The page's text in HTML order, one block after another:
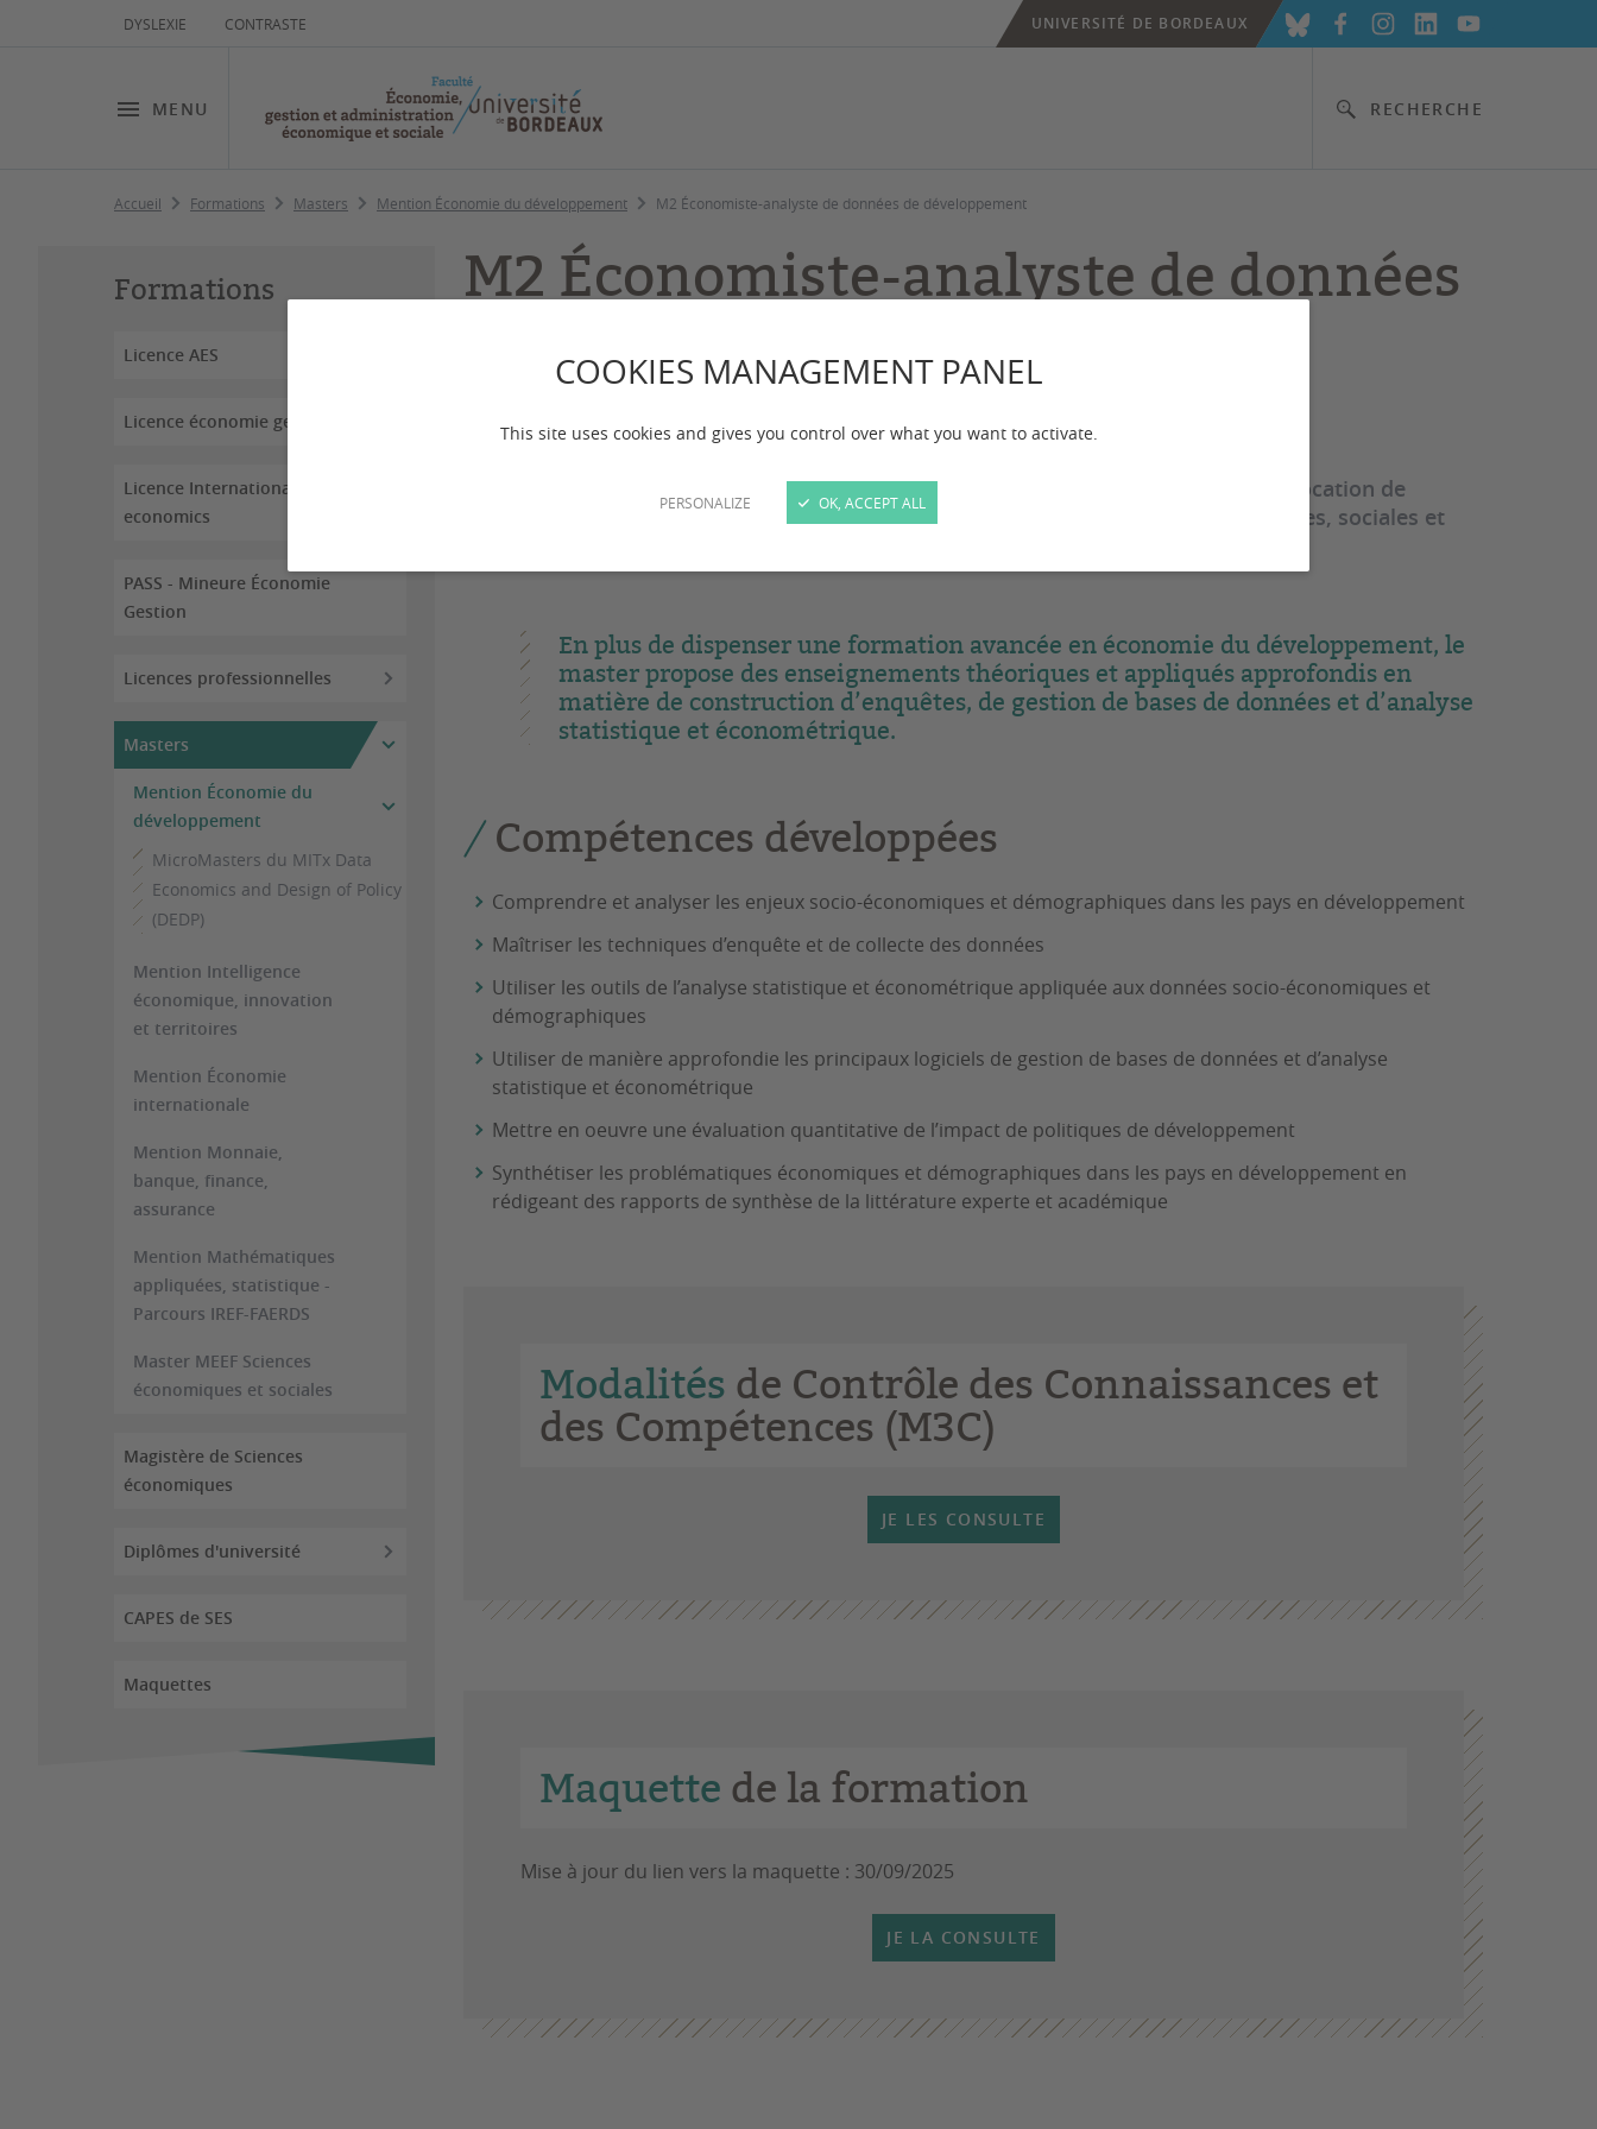
COOKIES MANAGEMENT PANEL
This site uses cookies and gives you control over what you want to activate.
PERSONALIZE OK, ACCEPT ALL
DYSLEXIE CONTRASTE
MENU RECHERCHE
UNIVERSITÉ DE BORDEAUX
Accueil Formations Masters Mention Économie du développement M2 Économiste-analyste de données de développement
Formations
Licence AES
Licence économie gestion
Licence International
economics
PASS - Mineure Économie
Gestion
Licences professionnelles
Masters
Mention Économie du
développement
MicroMasters du MITx Data
Economics and Design of Policy
(DEDP)
Mention Intelligence
économique, innovation
et territoires
Mention Économie
internationale
Mention Monnaie,
banque, finance,
assurance
Mention Mathématiques
appliquées, statistique -
Parcours IREF-FAERDS
Master MEEF Sciences
économiques et sociales
Magistère de Sciences
économiques
Diplômes d'université
CAPES de SES
Maquettes
M2 Économiste-analyste de données
Le parcours EADD (Économiste analyste des données de développement) a pour vocation de
former des économistes spécialisés dans l’analyse des problématiques économiques, sociales et
En plus de dispenser une formation avancée en économie du développement, le
master propose des enseignements théoriques et appliqués approfondis en
matière de construction d’enquêtes, de gestion de bases de données et d’analyse
statistique et économétrique.
Compétences développées
Comprendre et analyser les enjeux socio-économiques et démographiques dans les pays en développement
Maîtriser les techniques d’enquête et de collecte des données
Utiliser les outils de l’analyse statistique et économétrique appliquée aux données socio-économiques et
démographiques
Utiliser de manière approfondie les principaux logiciels de gestion de bases de données et d’analyse
statistique et économétrique
Mettre en oeuvre une évaluation quantitative de l’impact de politiques de développement
Synthétiser les problématiques économiques et démographiques dans les pays en développement en
rédigeant des rapports de synthèse de la littérature experte et académique
Modalités de Contrôle des Connaissances et
des Compétences (M3C)
JE LES CONSULTE
Maquette de la formation
Mise à jour du lien vers la maquette : 30/09/2025
JE LA CONSULTE